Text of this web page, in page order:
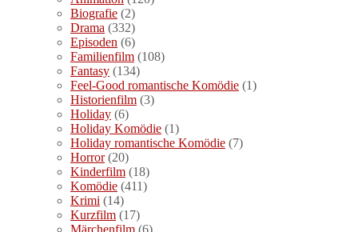
Biografie (2)
Drama (332)
Episoden (6)
Familienfilm (108)
Fantasy (134)
Feel-Good romantische Komödie (1)
Historienfilm (3)
Holiday (6)
Holiday Komödie (1)
Holiday romantische Komödie (7)
Horror(20)
Kinderfilm (18)
Komödie (411)
Krimi (14)
Kurzfilm (17)
Märchenfilm (6)